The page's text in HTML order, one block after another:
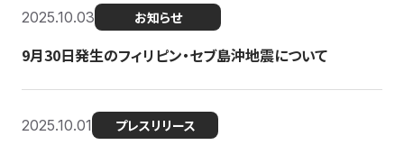
2025.10.03 お知らせ
9月30日発生のフィリピン・セブ島沖地震について
2025.10.01 プレスリリース